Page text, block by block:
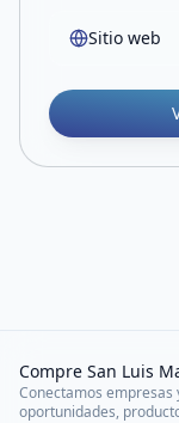
Sitio web
Compre San Luis
Conectamos empresas
oportunidades,